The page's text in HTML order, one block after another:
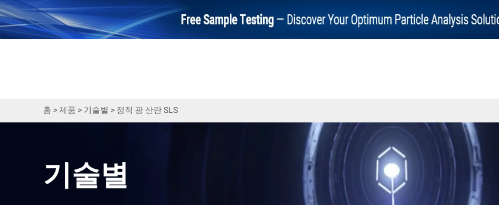
홈 >제품 >기술별 >정적 광 산란 SLS
기술별